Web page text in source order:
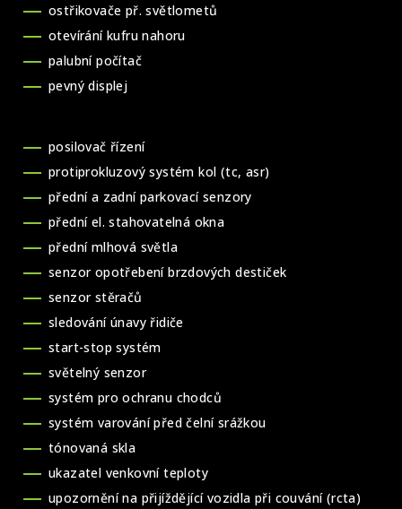
ostřikovače př. světlometů
otevírání kufru nahoru
palubní počítač
pevný displej
posilovač řízení
protiprokluzový systém kol (tc, asr)
přední a zadní parkovací senzory
přední el. stahovatelná okna
přední mlhová světla
senzor opotřebení brzdových destiček
senzor stěračů
sledování únavy řidiče
start-stop systém
světelný senzor
systém pro ochranu chodců
systém varování před čelní srážkou
tónovaná skla
ukazatel venkovní teploty
upozornění na přijíždějící vozidla při couvání (rcta)